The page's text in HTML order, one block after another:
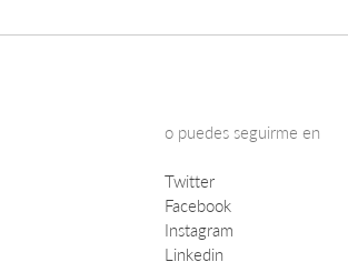
o puedes seguirme en
Twitter
Facebook
Instagram
Linkedin